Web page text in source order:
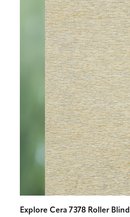
Explore Cera 7378 Roller Blind